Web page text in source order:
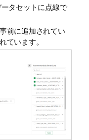
タセットに点線で
前に追加されてい
ています。